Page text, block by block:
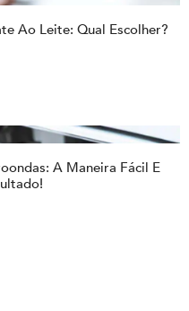
Ao Leite: Qual Escolher?
A Maneira Fácil E